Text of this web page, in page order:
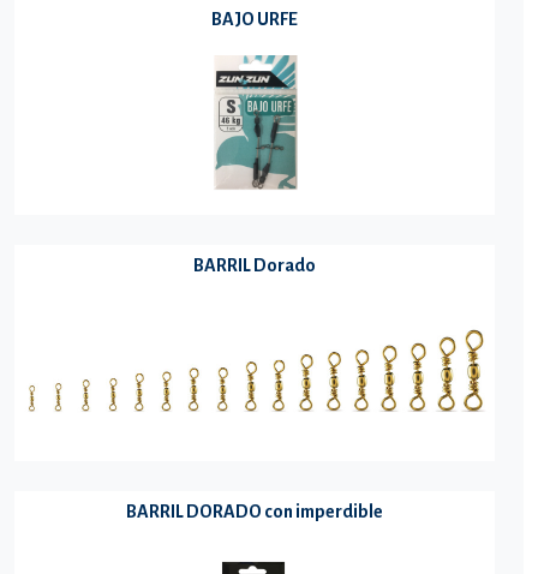
BAJO URFE
BARRIL Dorado
BARRIL DORADO con imperdible